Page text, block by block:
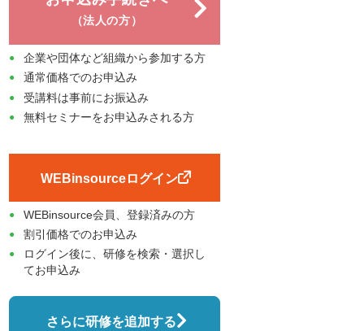
（法人の方）
企業や団体など組織から参加する方
通常価格でのお申込み
受講料は事前にお振込み
無料セミナーをお申込みされる方
WEBinsourceログイン
WEBinsource会員、登録済みの方
割引価格でのお申込み
ログイン後に、研修を検索・選択し
てお申込み
さらに研修を追加する